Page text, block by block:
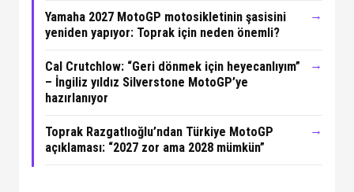
Yamaha 2027 MotoGP motosikletinin şasisini
yeniden yapıyor: Toprak için neden önemli?
→
Cal Crutchlow: “Geri dönmek için heyecanlıyım”
– İngiliz yıldız Silverstone MotoGP’ye
hazırlanıyor
→
Toprak Razgatlıoğlu’ndan Türkiye MotoGP
açıklaması: “2027 zor ama 2028 mümkün”
→